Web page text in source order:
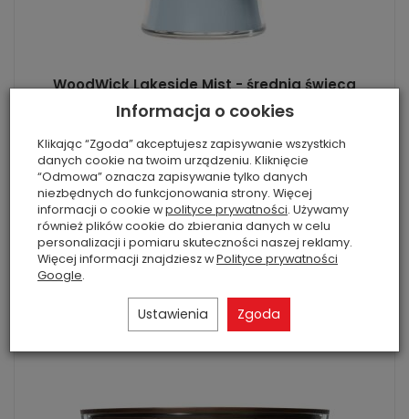
WoodWick Lakeside Mist - średnia świeca
zapachowa 275g
mech tworzą świeży, wodno-drzewny i naturalny
aromat.
78,19 zł Rabat: 32 %
Do koszyka
Informacja o cookies
Klikając “Zgoda” akceptujesz zapisywanie wszystkich
danych cookie na twoim urządzeniu. Kliknięcie
“Odmowa” oznacza zapisywanie tylko danych
niezbędnych do funkcjonowania strony. Więcej
informacji o cookie wpolityce prywatności. Używamy
również plików cookie do zbierania danych w celu
personalizacji i pomiaru skuteczności naszej reklamy.
Więcej informacji znajdziesz wPolityce prywatności
Google.
Ustawienia Zgoda